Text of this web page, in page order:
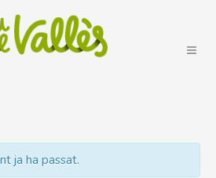
ja ha passat.